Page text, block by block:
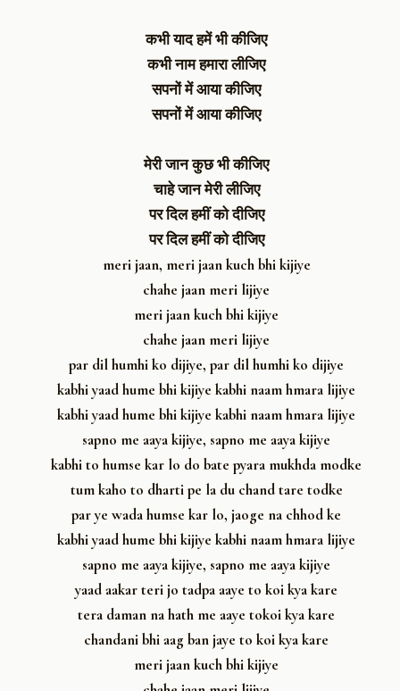
कभी याद हमें भी कीजिए
कभी नाम हमारा लीजिए
सपनों में आया कीजिए
सपनों में आया कीजिए
मेरी जान कुछ भी कीजिए
चाहेजानमेरीलीजिए
पर दिल हमीं को दीजिए
परदिलहमींकोदीजिए
meri jaan, meri jaan kuch bhi kijiye
chahe jaan meri lijiye
meri jaan kuch bhi kijiye
chahe jaan meri lijiye
par dil humhi ko dijiye, par dil humhi ko dijiye
kabhi yaad hume bhi kijiye kabhi naam hmara lijiye
kabhi yaad hume bhi kijiye kabhi naam hmara lijiye
sapno me aaya kijiye, sapno me aaya kijiye
kabhi to humse kar lo do bate pyara mukhda modke
tum kaho to dharti pe la du chand tare todke
par ye wada humse kar lo, jaoge na chhod ke
kabhi yaad hume bhi kijiye kabhi naam hmara lijiye
sapno me aaya kijiye, sapno me aaya kijiye
yaad aakar teri jo tadpa aaye to koi kya kare
tera daman na hath me aaye tokoi kya kare
chandani bhi aag ban jaye to koi kya kare
meri jaan kuch bhi kijiye